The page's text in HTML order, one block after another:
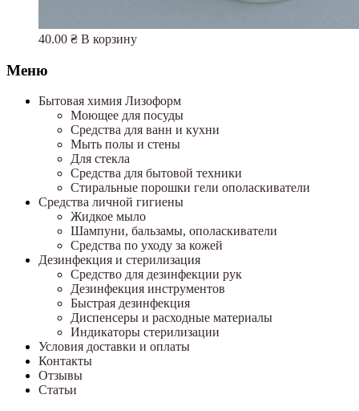
40.00 ₴ В корзину
Меню
Бытовая химия Лизоформ
Моющее для посуды
Средства для ванн и кухни
Мыть полы и стены
Для стекла
Средства для бытовой техники
Стиральные порошки гели ополаскиватели
Средства личной гигиены
Жидкое мыло
Шампуни, бальзамы, ополаскиватели
Средства по уходу за кожей
Дезинфекция и стерилизация
Средство для дезинфекции рук
Дезинфекция инструментов
Быстрая дезинфекция
Диспенсеры и расходные материалы
Индикаторы стерилизации
Условия доставки и оплаты
Контакты
Отзывы
Статьи